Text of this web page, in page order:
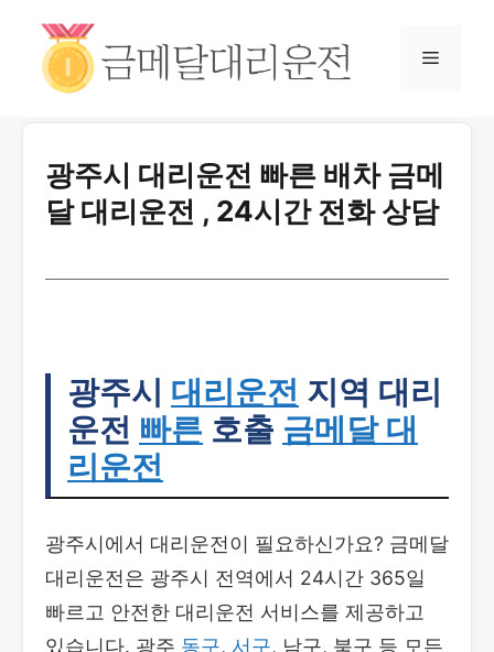
광주시 대리운전 빠른 배차 금메
달 대리운전 , 24시간 전화 상담
광주시 대리운전 지역 대리
운전 빠른 호출 금메달 대
리운전
광주시에서 대리운전이 필요하신가요? 금메달
대리운전은 광주시 전역에서 24시간 365일
빠르고 안전한 대리운전 서비스를 제공하고
있습니다. 광주 동구, 서구, 남구, 북구 등 모든